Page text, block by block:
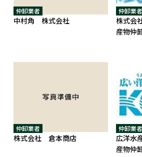
仲卸業者
中村角 株式会社
仲卸業者
株式会
産物仲
仲卸業者
株式会社 倉本商店
仲卸業者
広洋水
産物仲